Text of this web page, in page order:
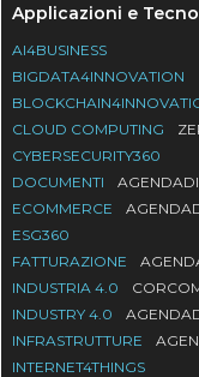
Applicazioni e
AI4BUSINESS
BIGDATA4INNOVATION
CLOUD COMPUTING
CYBERSECURITY360
DOCUMENTI
ECOMMERCE
ESG360
FATTURAZIONE
INDUSTRIA 4.0
INDUSTRY 4.0
INFRASTRUTTURE
INTERNET4THINGS